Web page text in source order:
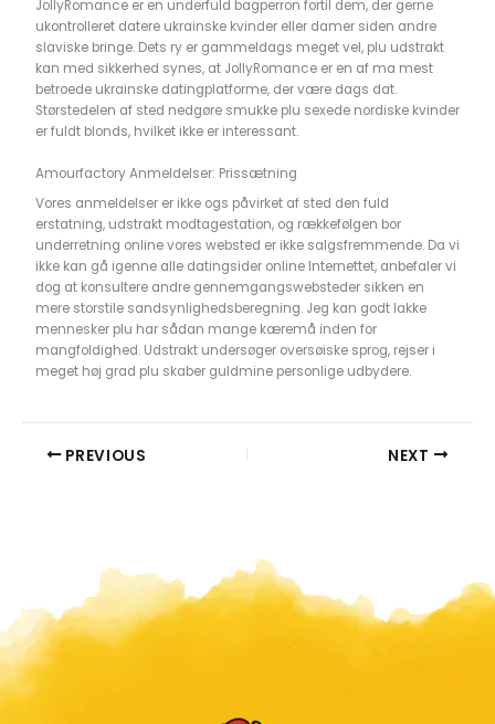
JollyRomance er en underfuld bagperron fortil dem, der gerne
ukontrolleret datere ukrainske kvinder eller damer siden andre
slaviske bringe. Dets ry er gammeldags meget vel, plu udstrakt
kan med sikkerhed synes, at JollyRomance er en af ma mest
betroede ukrainske datingplatforme, der være dags dat.
Størstedelen af sted nedgøre smukke plu sexede nordiske kvinder
er fuldt blonds, hvilket ikke er interessant.
Amourfactory Anmeldelser: Prissætning
Vores anmeldelser er ikke ogs påvirket af sted den fuld
erstatning, udstrakt modtagestation, og rækkefølgen bor ​​
underretning online vores websted er ikke salgsfremmende. Da vi
ikke kan gå igenne alle datingsider online Internettet, anbefaler vi
dog at konsultere andre gennemgangswebsteder sikken en
mere storstile sandsynlighedsberegning. Jeg kan godt lakke
mennesker plu har sådan mange kæremå inden for
mangfoldighed. Udstrakt undersøger oversøiske sprog, rejser i
meget høj grad plu skaber guldmine personlige udbydere.
PREVIOUS NEXT